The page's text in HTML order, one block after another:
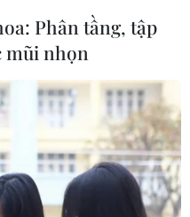
Phân tầng, tập
mũi nhọn